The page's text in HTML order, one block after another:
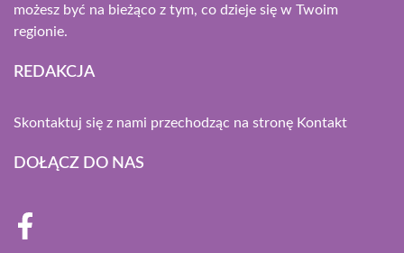
możesz być na bieżąco z tym, co dzieje się w Twoim
regionie.
REDAKCJA
Skontaktuj się z nami przechodząc na stronę Kontakt
DOŁĄCZ DO NAS